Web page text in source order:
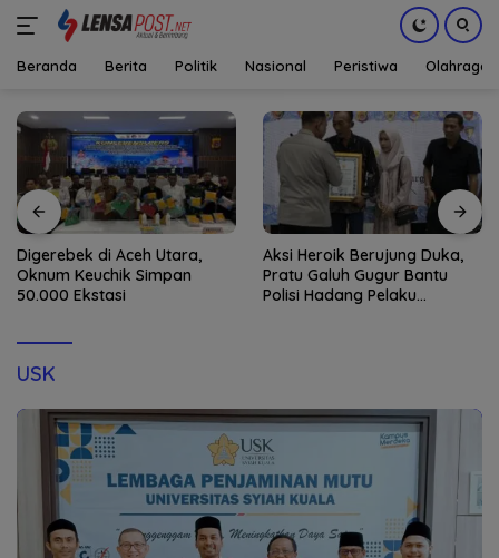
konten
Beranda Berita Politik Nasional Peristiwa Olahraga
Digerebek di Aceh Utara,
Oknum Keuchik Simpan
50.000 Ekstasi
Aksi Heroik Berujung Duka,
Pratu Galuh Gugur Bantu
Polisi Hadang Pelaku
USK